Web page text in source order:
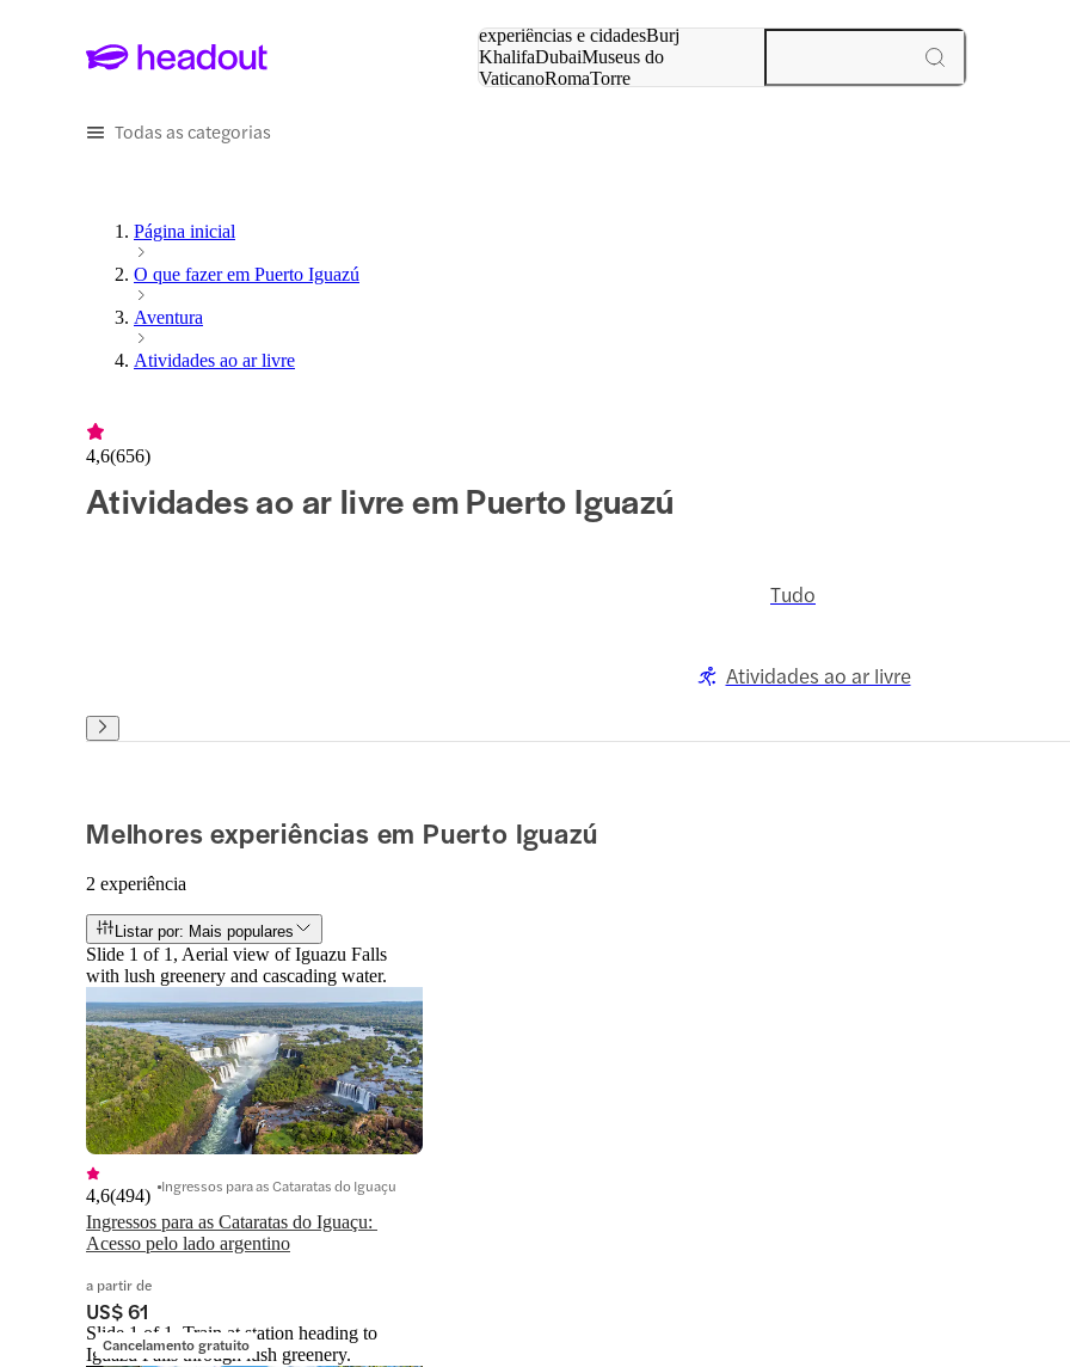
experiências e cidadesBurj
KhalifaDubaiMuseus do
VaticanoRomaTorre
Todas as categorias
Página inicial
O que fazer em Puerto Iguazú
Aventura
Atividades ao ar livre
4,6(656)
Atividades ao ar livre em Puerto Iguazú
Tudo
Atividades ao ar livre
Melhores experiências em Puerto Iguazú
2 experiência
Listar por: Mais populares
Slide 1 of 1, Aerial view of Iguazu Falls
with lush greenery and cascading water.
Ingressos para as Cataratas do Iguaçu:
Acesso pelo lado argentino
4,6(494) Ingressos para as Cataratas do Iguaçu
a partir de
US$ 61
Cancelamento gratuito
Slide 1 of 1, Train at station heading to
Iguazu Falls through lush greenery.